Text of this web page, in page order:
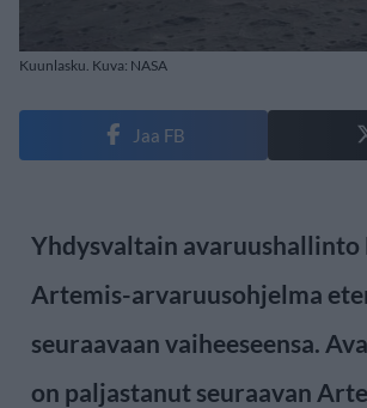
Kuunlasku. Kuva: NASA
Jaa FB
Yhdysvaltain avaruushallinto
Artemis-arvaruusohjelma
seuraavaan vaiheeseensa.
on paljastanut seuraavan